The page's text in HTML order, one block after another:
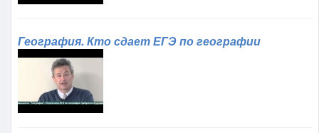
География. Кто сдает ЕГЭ по географии